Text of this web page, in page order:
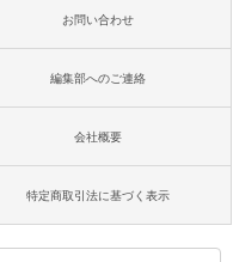
お問い合わせ
編集部へのご連絡
会社概要
特定商取引法に基づく表示